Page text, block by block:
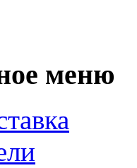
меню